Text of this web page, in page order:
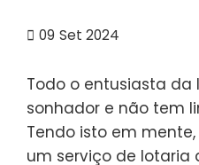
09 Set 2024
Todo o entusiasta
sonhador e não tem
Tendo isto em mente,
um serviço de